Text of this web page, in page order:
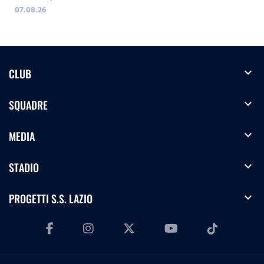
07.08.26
CLUB expand_more
SQUADRE expand_more
MEDIA expand_more
STADIO expand_more
PROGETTI S.S. LAZIO expand_more